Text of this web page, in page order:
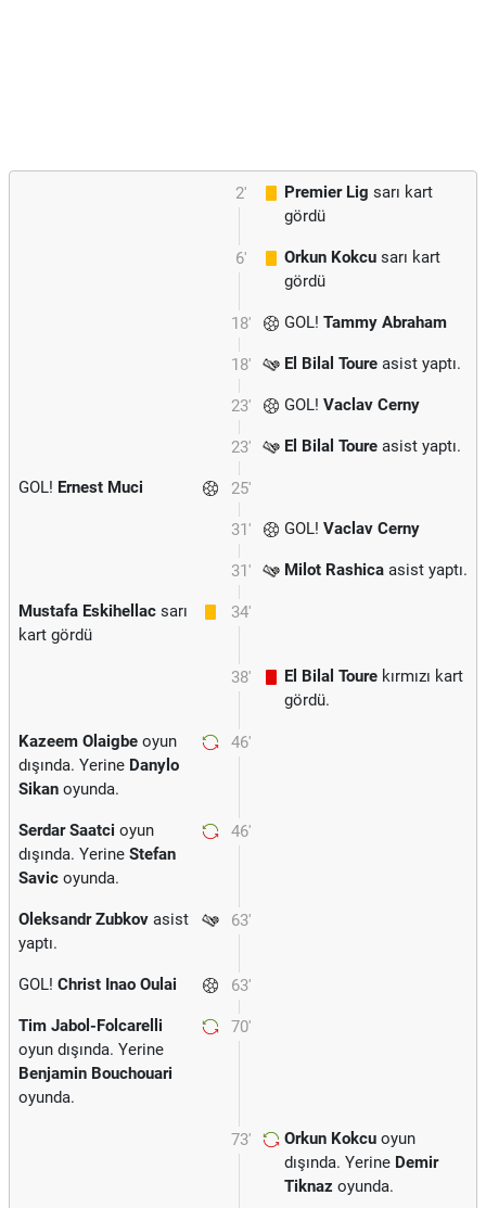
2' Premier Lig sarı kart
gördü
6' Orkun Kokcu sarı kart
gördü
18' GOL! Tammy Abraham
18' El Bilal Toure asist yaptı.
23' GOL! Vaclav Cerny
23' El Bilal Toure asist yaptı.
25'
GOL! Ernest Muci
31' GOL! Vaclav Cerny
31' Milot Rashica asist yaptı.
34'
Mustafa Eskihellac sarı
kart gördü
38' El Bilal Toure kırmızı kart
gördü.
46'
Kazeem Olaigbe oyun
dışında. Yerine Danylo
Sikan oyunda.
46'
Serdar Saatci oyun
dışında. Yerine Stefan
Savic oyunda.
63'
Oleksandr Zubkov asist
yaptı.
63'
GOL! Christ Inao Oulai
70'
Tim Jabol-Folcarelli
oyun dışında. Yerine
Benjamin Bouchouari
oyunda.
73' Orkun Kokcu oyun
dışında. Yerine Demir
Tiknaz oyunda.